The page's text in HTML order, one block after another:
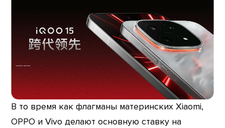
В то время как флагманы материнских Xiaomi,
OPPO и Vivo делают основную ставку на